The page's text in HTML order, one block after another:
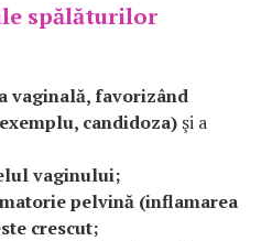
spălăturilor
vaginală, favorizând
candidoza)şi a
vaginului;
pelvină (inflamarea
crescut;